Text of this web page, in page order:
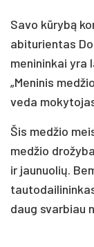
Savo kūrybą
abiturientas
menininkai yra
„Meninis
veda
Šis medžio
medžio
ir jaunuolių.
daug svarbiau